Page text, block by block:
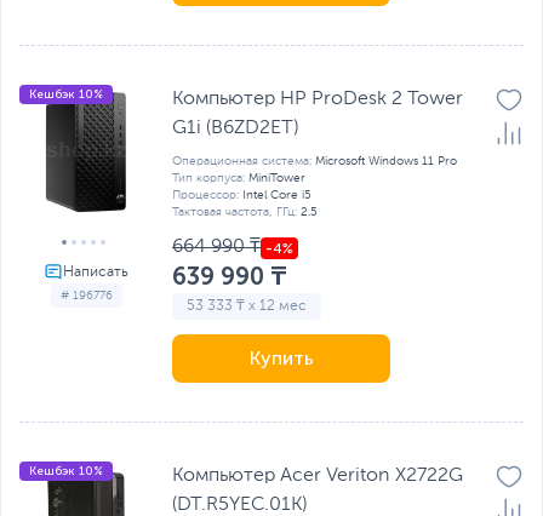
# 196776
Кешбэк 10%
Компьютер HP ProDesk 2 Tower
G1i (B6ZD2ET)
Операционная система: Microsoft Windows 11 Pro
Тип корпуса: MiniTower
Процессор: Intel Core i5
Тактовая частота, ГГц: 2.5
664 990 ₸
639 990 ₸
53 333 ₸ x 12 мес
Купить
Кешбэк 10%
Компьютер Acer Veriton X2722G
(DT.R5YEC.01K)